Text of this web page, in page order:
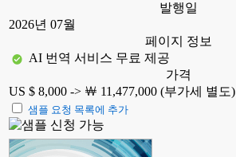
발행일
2026년 07월
페이지 정보
AI 번역 서비스 무료 제공
가격
US $ 8,000 -> ￦ 11,477,000 (부가세 별도)
샘플 요청 목록에 추가